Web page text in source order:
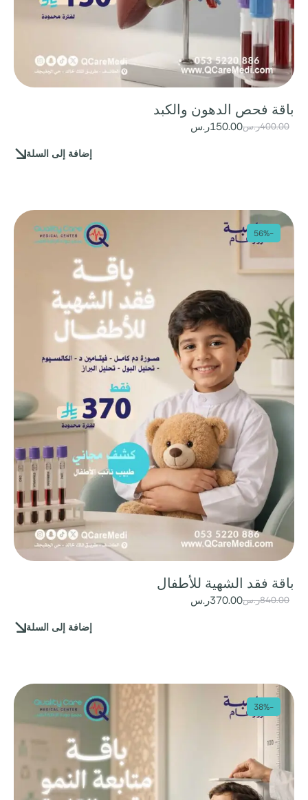
باقة فحص الدهون والكبد
400.00ر.س150.00ر.س
إضافة إلى السلة
-56%
باقة فقد الشهية للأطفال
840.00ر.س370.00ر.س
إضافة إلى السلة
-38%